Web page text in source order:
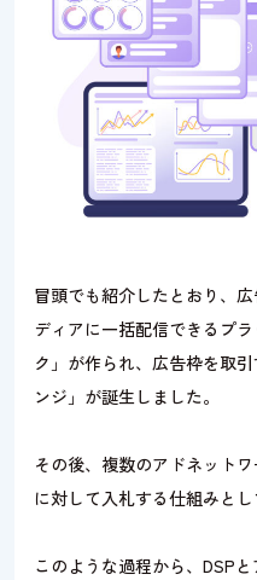
冒頭でも紹介したとおり、
ディアに一括配信できるプ
ク」が作られ、広告枠を取
ンジ」が誕生しました。
その後、複数のアドネット
に対して入札する仕組みとし
このような過程から、DSP